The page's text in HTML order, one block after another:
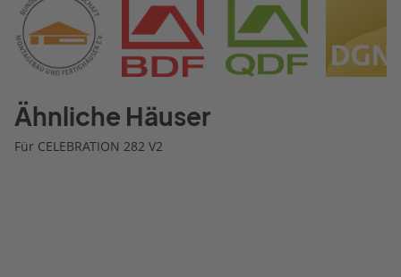
Ähnliche Häuser
Für CELEBRATION 282 V2